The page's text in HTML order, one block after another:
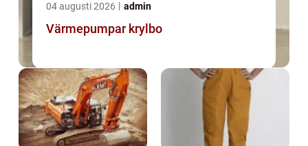
04 augusti 2026 admin
Värmepumpar krylbo